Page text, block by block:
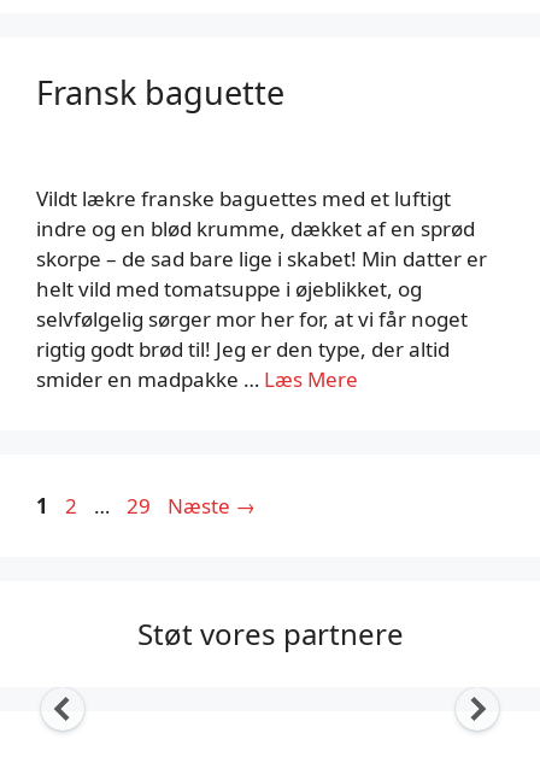
Fransk baguette
Vildt lækre franske baguettes med et luftigt
indre og en blød krumme, dækket af en sprød
skorpe – de sad bare lige i skabet! Min datter er
helt vild med tomatsuppe i øjeblikket, og
selvfølgelig sørger mor her for, at vi får noget
rigtig godt brød til! Jeg er den type, der altid
smider en madpakke … Læs Mere
Side
1 Side
2 … Side
29 Næste →
Støt vores partnere